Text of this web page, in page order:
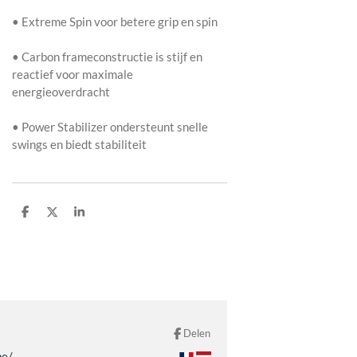
• Extreme Spin voor betere grip en spin
• Carbon frameconstructie is stijf en
reactief voor maximale
energieoverdracht
• Power Stabilizer ondersteunt snelle
swings en biedt stabiliteit
D
D
S
Delen